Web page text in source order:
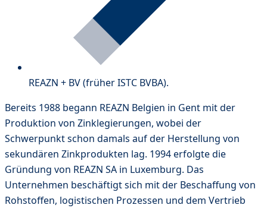
REAZN + BV (früher ISTC BVBA).
Bereits 1988 begann REAZN Belgien in Gent mit der
Produktion von Zinklegierungen, wobei der
Schwerpunkt schon damals auf der Herstellung von
sekundären Zinkprodukten lag. 1994 erfolgte die
Gründung von REAZN SA in Luxemburg. Das
Unternehmen beschäftigt sich mit der Beschaffung von
Rohstoffen, logistischen Prozessen und dem Vertrieb